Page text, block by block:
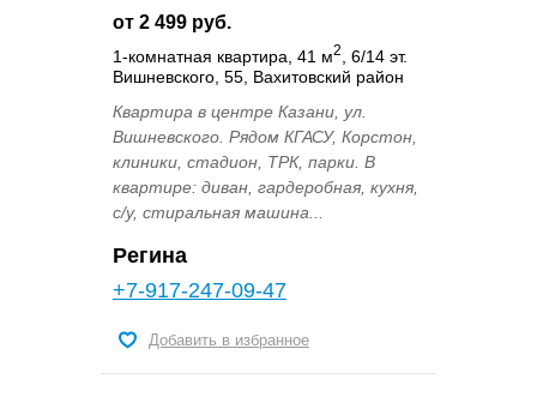
от 2 499 руб.
1-комнатная квартира, 41 м2
, 6/14 эт.
Вишневского, 55, Вахитовский район
Квартира в центре Казани, ул.
Вишневского. Рядом КГАСУ, Корстон,
клиники, стадион, ТРК, парки. В
квартире: диван, гардеробная, кухня,
с/у, стиральная машина...
Регина
+7-917-247-09-47
Добавить в избранное